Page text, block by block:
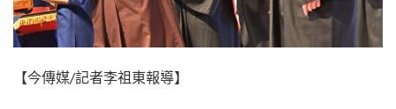
【今傳媒/記者李祖東報導】